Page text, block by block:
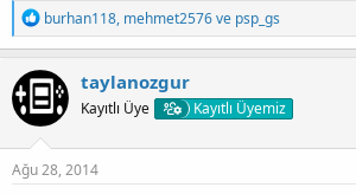
T
e
p
k
i
l
e
r
:
burhan118, mehmet2576ve psp_gs
taylanozgur
Kayıtlı Üye Kayıtlı Üyemiz
Ağu 28, 2014